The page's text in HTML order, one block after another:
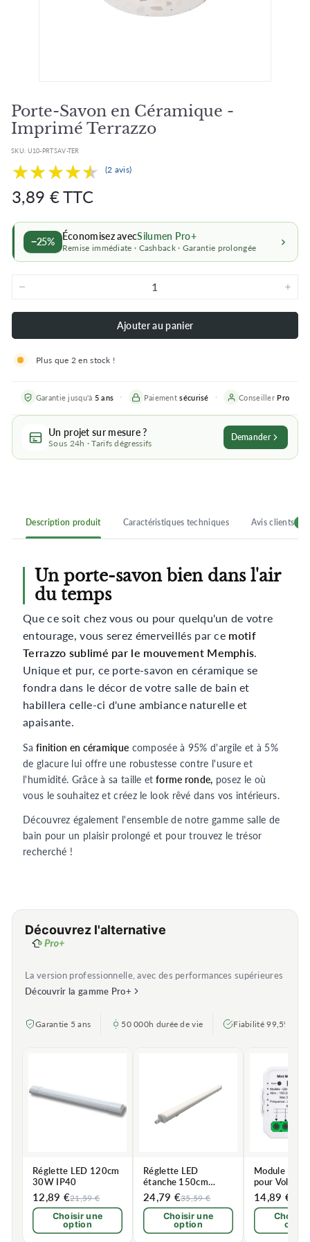
Porte-Savon en Céramique -
Imprimé Terrazzo
SKU: U10-PRTSAV-TER
★★★★★
★★★★★
(2 avis)
régulier
3,89 € TTC3,89
€
−25% Économisez avecSilumen Pro+
Remise immédiate · Cashback · Garantie prolongée
Ajouter au panier
Plus que 2 en stock !
Garantie jusqu'à 5 ans Paiementsécurisé Conseiller Pro
Un projet sur mesure ?
Sous 24h · Tarifs dégressifs
Demander
Description produit Caractéristiques techniques Avis clients
Un porte-savon bien dans l'air
du temps
Que ce soit chez vous ou pour quelqu'un de votre
entourage, vous serez émerveillés par ce motif
Terrazzo sublimé par le mouvement Memphis.
Unique et pur, ce porte-savon en céramique se
fondra dans le décor de votre salle de bain et
habillera celle-ci d'une ambiance naturelle et
apaisante.
Sa finition en céramique composée à 95% d'argile et à 5%
de glacure lui offre une robustesse contre l'usure et
l'humidité. Grâce à sa taille et forme ronde, posez le où
vous le souhaitez et créez le look rêvé dans vos intérieurs.
Découvrez également l'ensemble de notre gamme salle de
bain pour un plaisir prolongé et pour trouvez le trésor
recherché !
Découvrez l'alternative
La version professionnelle, avec des performances supérieures
Découvrir la gamme Pro+
Garantie 5 ans 50 000h durée de vie Fiabilité 99,5%
Réglette LED 120cm
30W IP40
12,89 €21,59 €
Choisir une
option
Réglette LED
étanche 150cm
46.5W 120lm/W
24,79 €35,59 €
Choisir une
option
Module
pour Volet
14,89 €
Choisir